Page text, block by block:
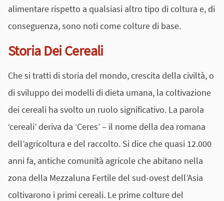
alimentare rispetto a qualsiasi altro tipo di coltura e, di
conseguenza, sono noti come colture di base.
Storia Dei Cereali
Che si tratti di storia del mondo, crescita della civiltà, o
di sviluppo dei modelli di dieta umana, la coltivazione
dei cereali ha svolto un ruolo significativo. La parola
‘cereali’ deriva da ‘Ceres’ – il nome della dea romana
dell’agricoltura e del raccolto. Si dice che quasi 12.000
anni fa, antiche comunità agricole che abitano nella
zona della Mezzaluna Fertile del sud-ovest dell’Asia
coltivarono i primi cereali. Le prime colture del